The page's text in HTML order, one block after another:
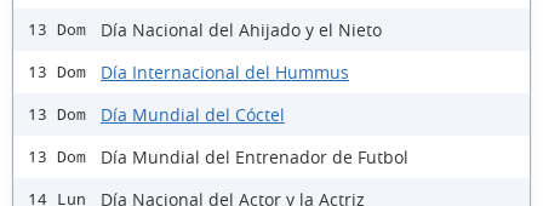
13 Dom Día Nacional del Ahijado y el Nieto
13 Dom Día Internacional del Hummus
13 Dom Día Mundial del Cóctel
13 Dom Día Mundial del Entrenador de Futbol
14 Lun Día Nacional del Actor y la Actriz